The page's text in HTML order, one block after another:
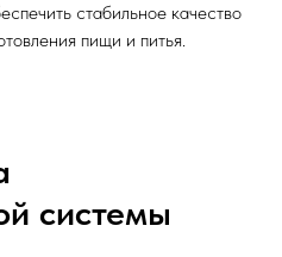
стабильное качество
пищи и питья.
системы